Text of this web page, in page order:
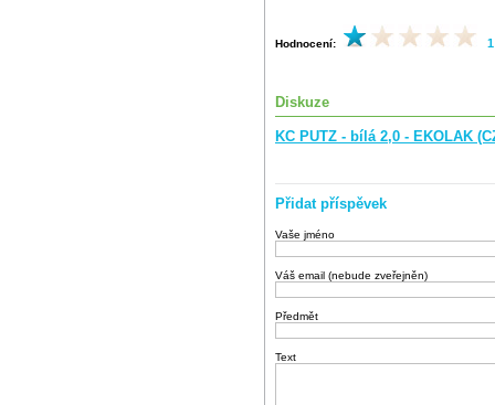
Hodnocení:
Diskuze
KC PUTZ - bílá 2,0 - EKOLAK
Přidat příspěvek
Vaše jméno
Váš email (nebude zveřejněn)
Předmět
Text